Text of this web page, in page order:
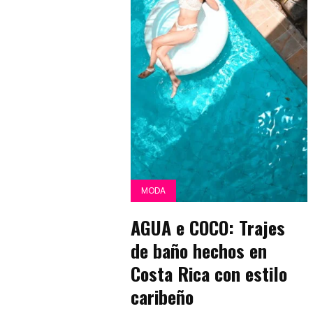
MODA
AGUA e COCO: Trajes
de baño hechos en
Costa Rica con estilo
caribeño